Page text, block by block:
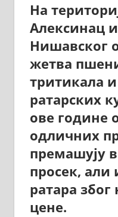
На
Алексинац
Нишавског
жетва
тритикала
ратарских
ове године
одличних
премашују
просек, али
ратара због
цене.